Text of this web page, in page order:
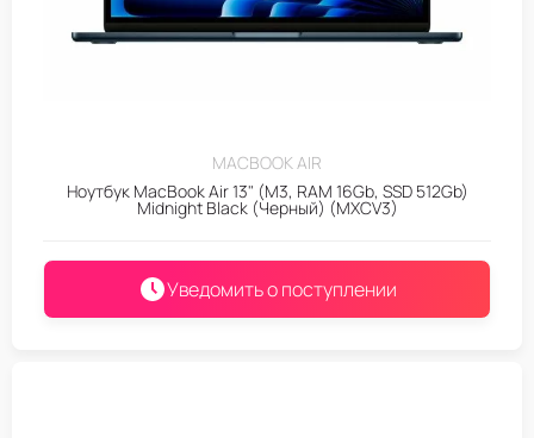
MACBOOK AIR
Ноутбук MacBook Air 13" (M3, RAM 16Gb, SSD 512Gb)
Midnight Black (Черный) (MXCV3)
Уведомить о поступлении